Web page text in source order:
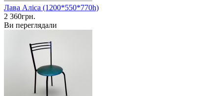
Лава Аліса (1200*550*770h)
2 360грн.
Ви переглядали